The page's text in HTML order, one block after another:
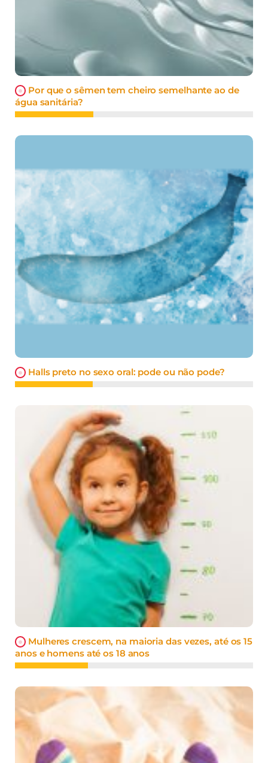
Por que o sêmen tem cheiro semelhante ao de
água sanitária?
Halls preto no sexo oral: pode ou não pode?
Mulheres crescem, na maioria das vezes, até os 15
anos e homens até os 18 anos